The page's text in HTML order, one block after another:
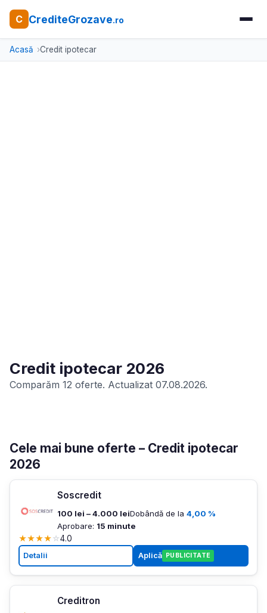
C CrediteGrozave.ro
Acasă Credit ipotecar
Credit ipotecar 2026
Comparăm 12 oferte. Actualizat 07.08.2026.
Cele mai bune oferte – Credit ipotecar
2026
Soscredit
100 lei – 4.000 leiDobândă de la 4,00 %
Aprobare: 15 minute
★★★★☆4.0
Detalii Aplică PUBLICITATE
Creditron